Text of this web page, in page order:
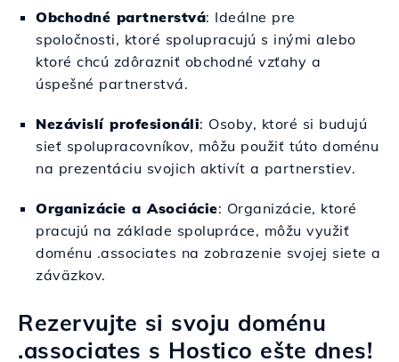
Obchodné partnerstvá: Ideálne pre
spoločnosti, ktoré spolupracujú s inými alebo
ktoré chcú zdôrazniť obchodné vzťahy a
úspešné partnerstvá.
Nezávislí profesionáli: Osoby, ktoré si budujú
sieť spolupracovníkov, môžu použiť túto doménu
na prezentáciu svojich aktivít a partnerstiev.
Organizácie a Asociácie: Organizácie, ktoré
pracujú na základe spolupráce, môžu využiť
doménu .associates na zobrazenie svojej siete a
záväzkov.
Rezervujte si svoju doménu
.associates s Hostico ešte dnes!